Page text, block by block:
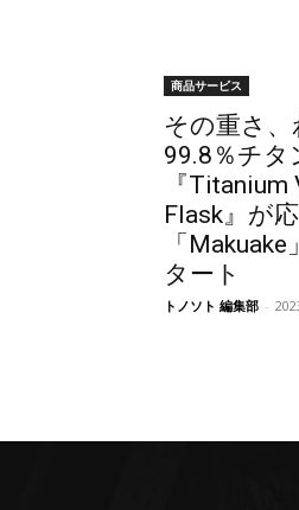
商品サービス
その重さ、
99.8％チタ
『
Flask』が
「
タート
トノソト 編集部 -